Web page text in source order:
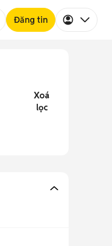
Đăng tin
Xoá
lọc